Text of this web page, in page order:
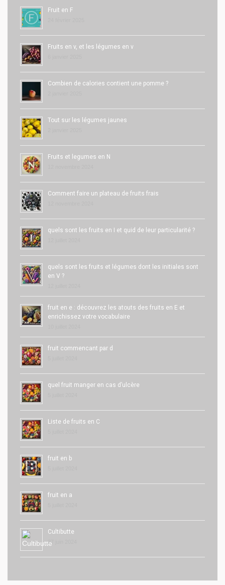
Fruit en F
Fruits en v, et les légumes en v
Combien de calories contient une pomme ?
Tout sur les légumes jaunes
Fruits et legumes en N
Comment faire un plateau de fruits frais
quels sont les fruits en I et quid de leur particularité ?
quels sont les fruits et légumes dont les initiales sont
en V ?
fruit en e : découvrez les atouts des fruits en E et
enrichissez votre vocabulaire
fruit commencant par d
quel fruit manger en cas d’ulcère
Liste de fruits en C
fruit en b
fruit en a
Cultibutte
27 juin 2024